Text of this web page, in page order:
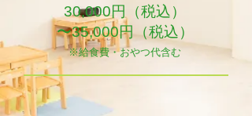
30,000円（税込）
〜35,000円（税込）
※給食費・おやつ代含む